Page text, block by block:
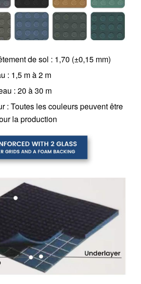
de sol : 1,70 (±0,15 mm)
: 1,5 m à 2 m
: 20 à 30 m
: Toutes les couleurs peuvent être
la production